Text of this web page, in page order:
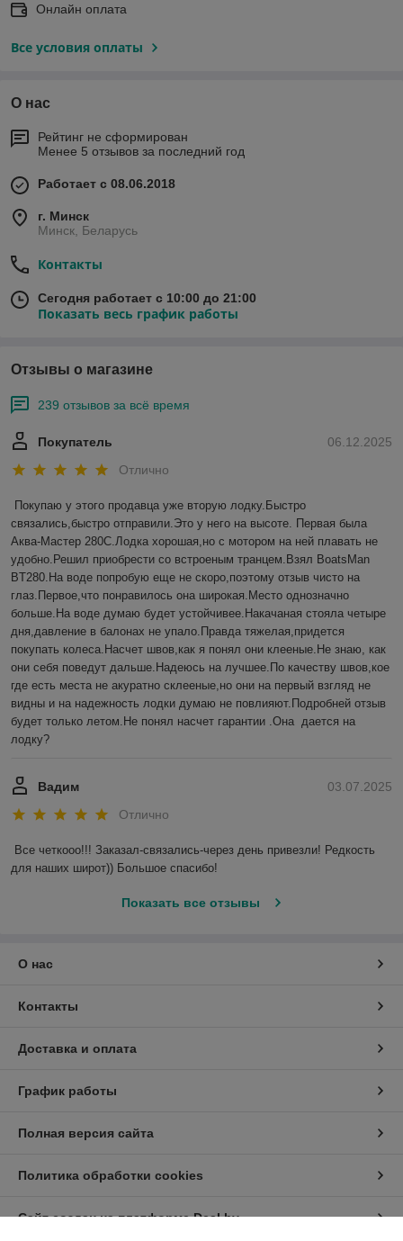
Онлайн оплата
Все условия оплаты
О нас
Рейтинг не сформирован
Менее 5 отзывов за последний год
Работает с 08.06.2018
г. Минск
Минск, Беларусь
Контакты
Сегодня работает с 10:00 до 21:00
Показать весь график работы
Отзывы о магазине
239 отзывов за всё время
06.12.2025
Покупатель
Отлично
Покупаю у этого продавца уже вторую лодку.Быстро
связались,быстро отправили.Это у него на высоте. Первая была
Аква-Мастер 280С.Лодка хорошая,но с мотором на ней плавать не
удобно.Решил приобрести со встроеным транцем.Взял BoatsMan
BT280.На воде попробую еще не скоро,поэтому отзыв чисто на
глаз.Первое,что понравилось она широкая.Место однозначно
больше.На воде думаю будет устойчивее.Накачаная стояла четыре
дня,давление в балонах не упало.Правда тяжелая,придется
покупать колеса.Насчет швов,как я понял они клееные.Не знаю, как
они себя поведут дальше.Надеюсь на лучшее.По качеству швов,кое
где есть места не акуратно склееные,но они на первый взгляд не
видны и на надежность лодки думаю не повлияют.Подробней отзыв
будет только летом.Не понял насчет гарантии .Она  дается на
лодку?
03.07.2025
Вадим
Отлично
Все четкооо!!! Заказал-связались-через день привезли! Редкость
для наших широт)) Большое спасибо!
Показать все отзывы
О нас
Контакты
Доставка и оплата
График работы
Полная версия сайта
Политика обработки cookies
Сайт создан на платформе Deal.by